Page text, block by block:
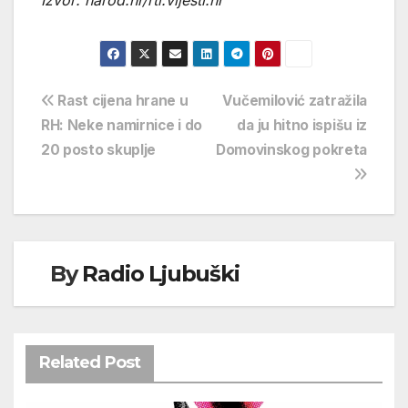
Navigacija
objava
Vučemilović zatražila
da ju hitno ispišu iz
Domovinskog pokreta
Rast cijena hrane u
RH: Neke namirnice i do
20 posto skuplje
ByRadio Ljubuški
Related Post